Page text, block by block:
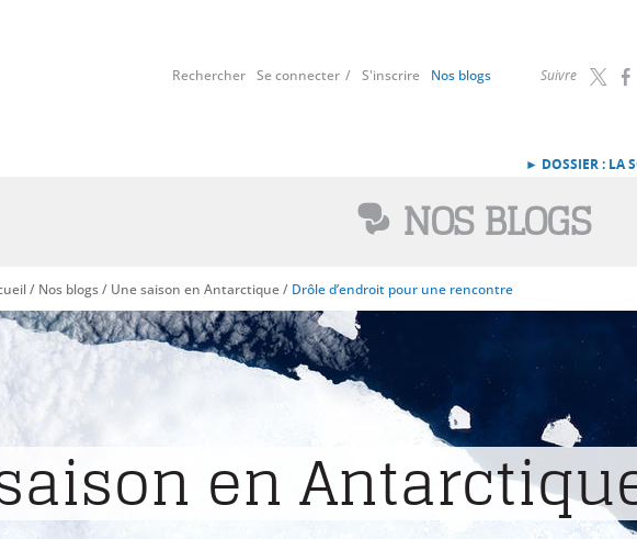
Suivre
Rechercher Se connecter S'inscrire Nos blogs
► DOSSIER : LA
NOS BLOGS
êtes ici
/ Nos blogs/ Une saison en Antarctique/ Drôle d’endroit pour une rencontre
en